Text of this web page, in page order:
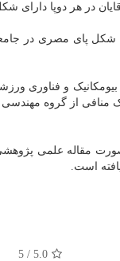
پای مصری در
و فناوری
منافی از گروه
این مطالعه به صورت مطالعه
است.
5.0
/ 5